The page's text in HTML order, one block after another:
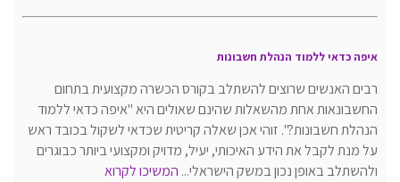
איפה כדאי ללמוד הנהלת חשבונות
רבים האנשים שרוצים להשתלב בקורס הכשרה מקצועית בתחום
החשבונאות אחת מהשאלות שהינם שאולים היא "איפה כדאי ללמוד
הנהלת חשבונות?". זוהי אכן שאלה קריטית שכדאי לשקול בכובד ראש
על מנת לקבל את הידע האיכותי, יעיל, מדויק ומקצועי ביותר כבוגרים
ולהשתלב באופן נכון במשק הישראלי... המשיכו לקרוא